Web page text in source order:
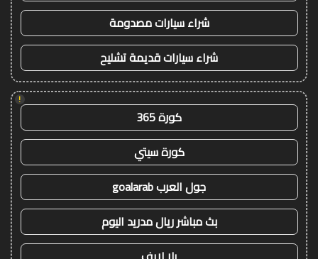
شراء سيارات مصدومة
شراء سيارات قديمة تشليح
!
كورة 365
كورة سيتي
جول العرب goalarab
بث مباشر ريال مدريد اليوم